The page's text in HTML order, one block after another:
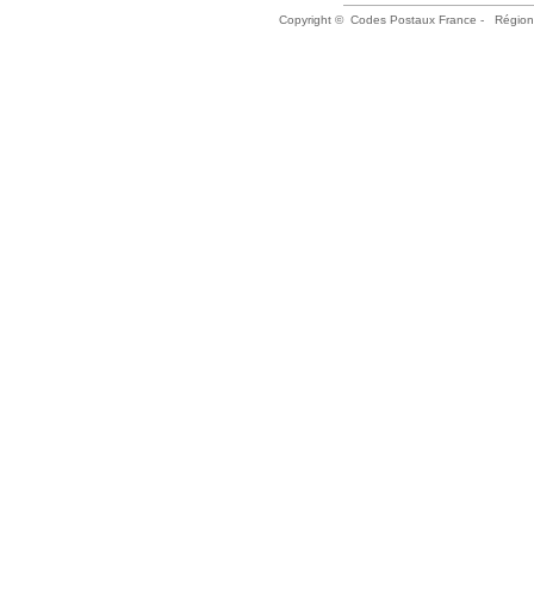
Copyright © Codes Postaux France -